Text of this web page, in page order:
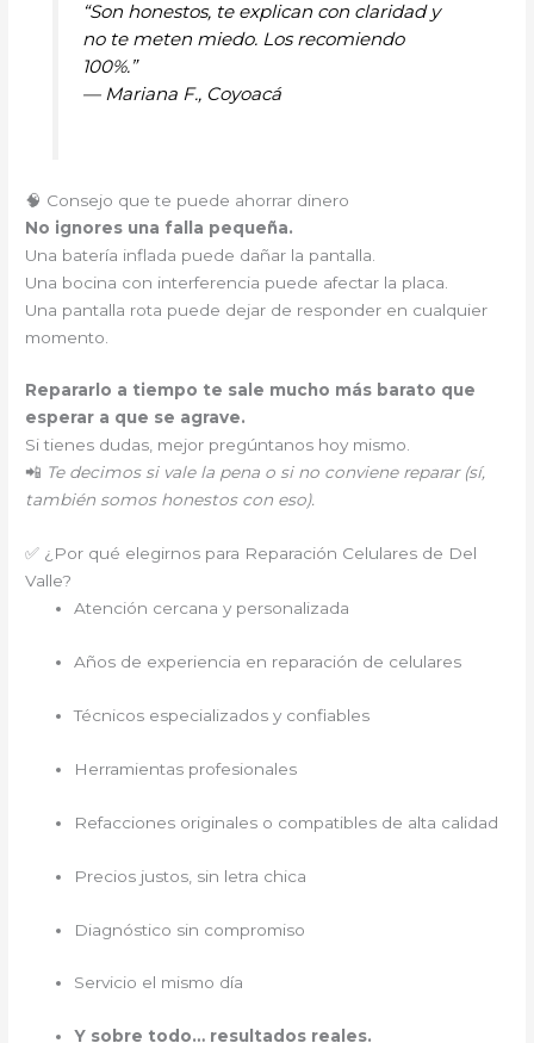
“Son honestos, te explican con claridad y
no te meten miedo. Los recomiendo
100%.”
— Mariana F., Coyoacá
🧠 Consejo que te puede ahorrar dinero
No ignores una falla pequeña.
Una batería inflada puede dañar la pantalla.
Una bocina con interferencia puede afectar la placa.
Una pantalla rota puede dejar de responder en cualquier
momento.
Repararlo a tiempo te sale mucho más barato que
esperar a que se agrave.
Si tienes dudas, mejor pregúntanos hoy mismo.
📲 Te decimos si vale la pena o si no conviene reparar (sí,
también somos honestos con eso).
✅ ¿Por qué elegirnos para Reparación Celulares de Del
Valle?
Atención cercana y personalizada
Años de experiencia en reparación de celulares
Técnicos especializados y confiables
Herramientas profesionales
Refacciones originales o compatibles de alta calidad
Precios justos, sin letra chica
Diagnóstico sin compromiso
Servicio el mismo día
Y sobre todo… resultados reales.